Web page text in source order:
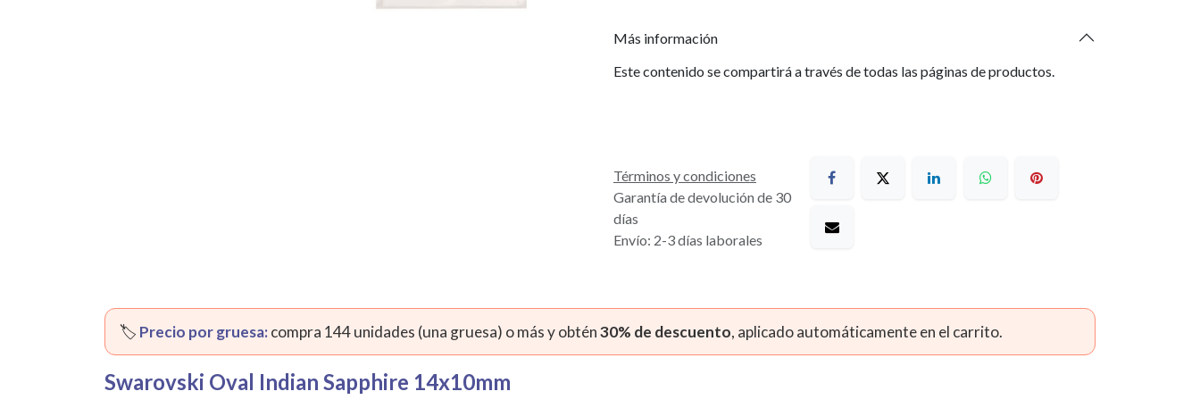
Más información
Este contenido se compartirá a través de todas las páginas de productos.
Términos y condiciones
Garantía de devolución de 30
días
Envío: 2-3 días laborales
🏷️ Precio por gruesa:compra 144 unidades (una gruesa) o más y obtén30% de descuento, aplicado automáticamente en el carrito.
Swarovski Oval Indian Sapphire 14x10mm